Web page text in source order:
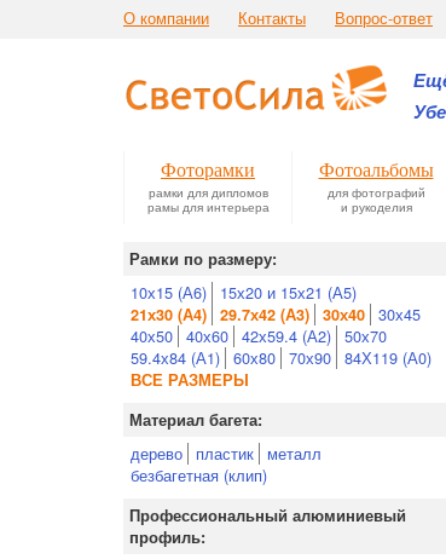
О компании Контакты Вопрос-ответ
Фоторамки
рамки для дипломов
рамы для интерьера
Фотоальбомы
для фотографий
и рукоделия
Рамки по размеру:
10х15 (А6) 15х20 и 15х21 (А5)
21х30 (А4) 29.7х42 (А3) 30х40
30х45
40х50 40х60 42х59.4 (А2) 50х70
59.4х84 (А1) 60х80 70х90 84Х119 (А0)
ВСЕ РАЗМЕРЫ
Материал багета:
дерево пластик
металл
безбагетная (клип)
Профессиональный алюминиевый
профиль: